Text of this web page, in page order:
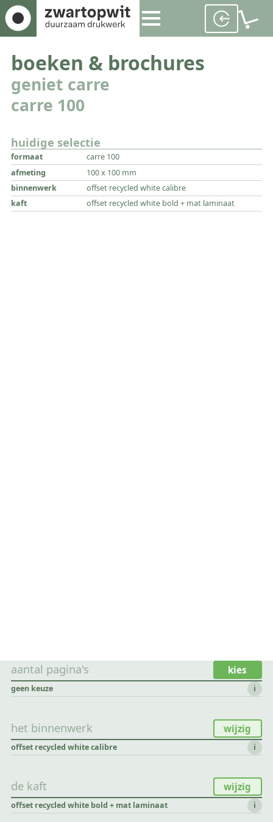
boeken & brochures
geniet carre
carre 100
huidige selectie
formaat
carre 100
afmeting
100 x 100 mm
binnenwerk
offset recycled white calibre
kaft
offset recycled white bold + mat laminaat
aantal pagina's kies
geen keuze i
het binnenwerk wijzig
offset recycled white calibre i
de kaft wijzig
offset recycled white bold + mat laminaat i